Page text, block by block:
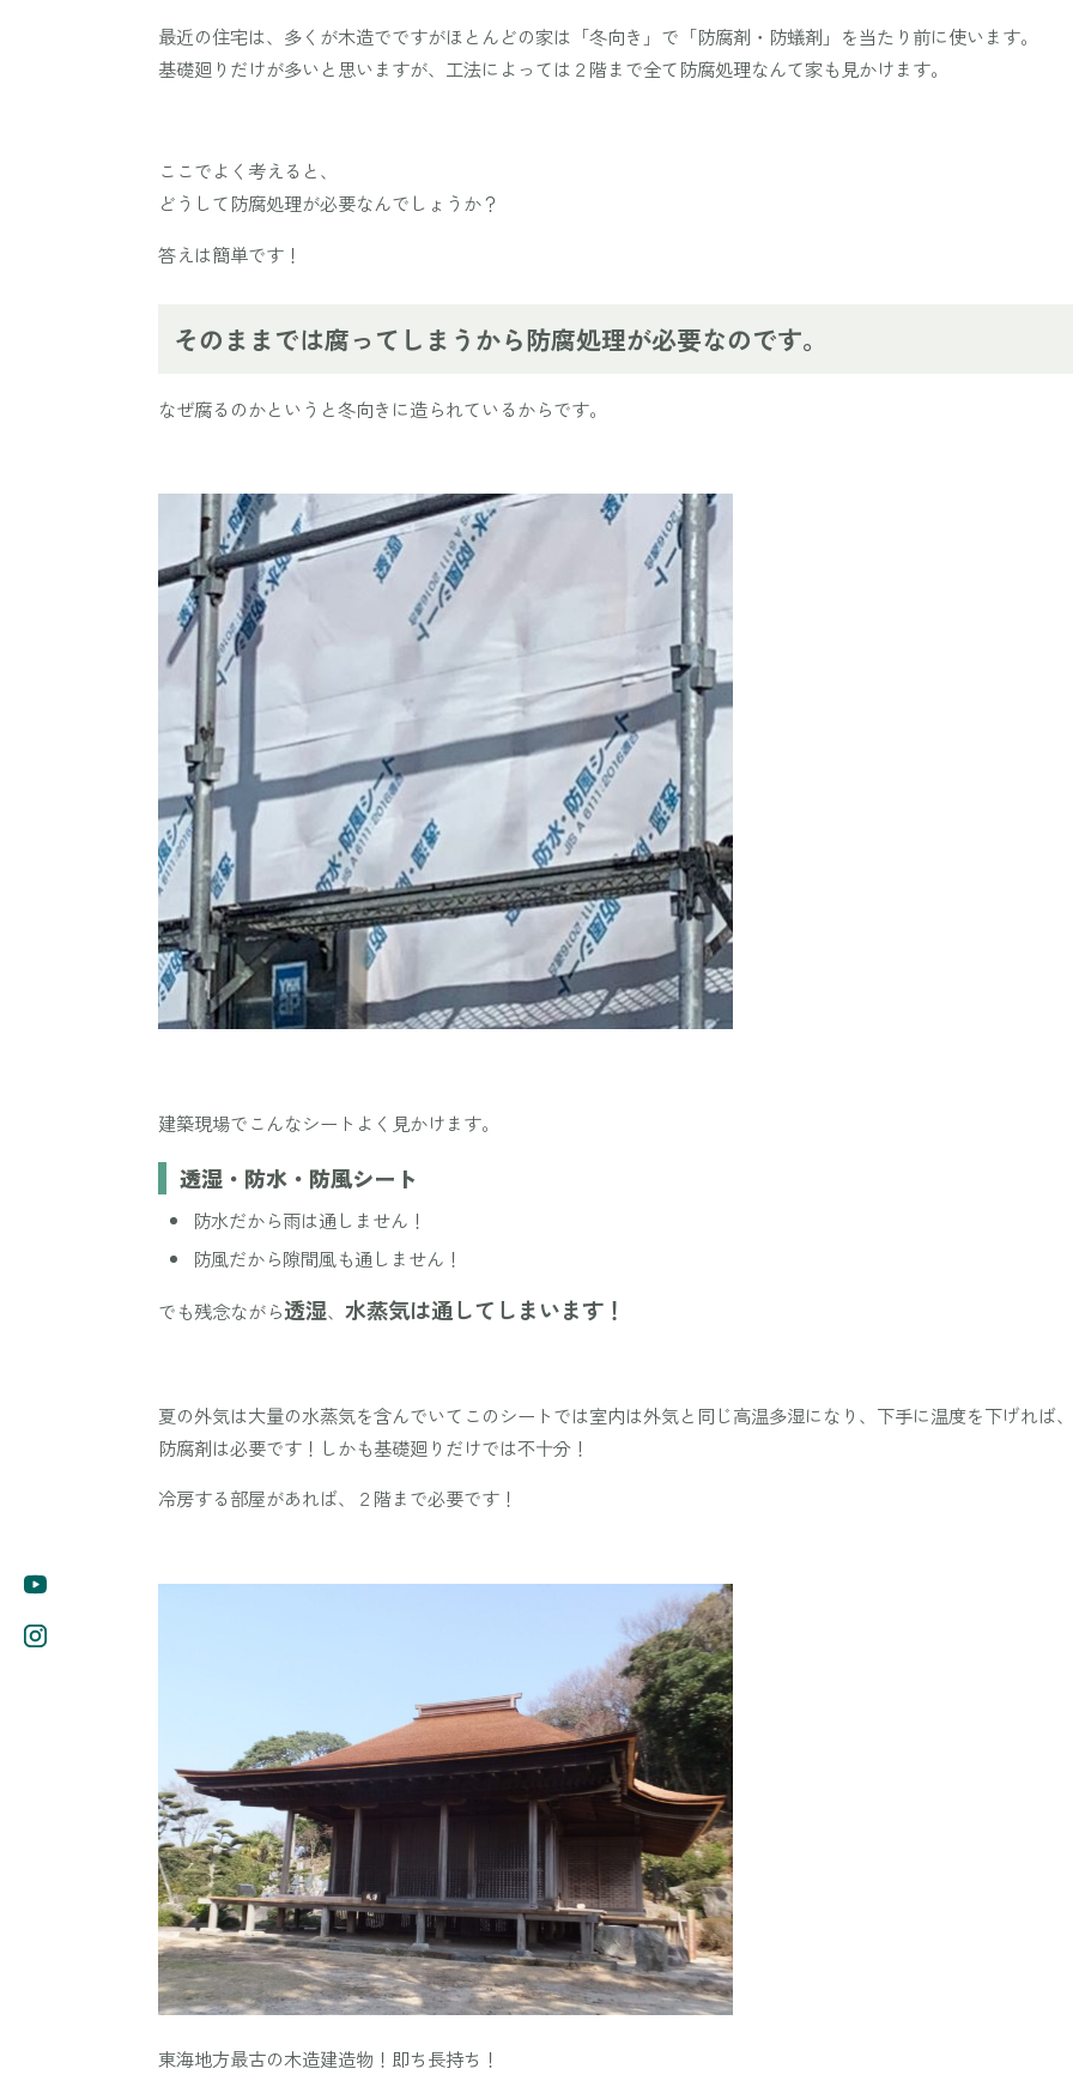
最近の住宅は、多くが木造でですがほとんどの家は「冬向き」で「防腐剤・防蟻剤」を当たり前に使います。
基礎廻りだけが多いと思いますが、工法によっては２階まで全て防腐処理なんて家も見かけます。
ここでよく考えると、
どうして防腐処理が必要なんでしょうか？
答えは簡単です！
そのままでは腐ってしまうから防腐処理が必要なのです。
なぜ腐るのかというと冬向きに造られているからです。
建築現場でこんなシートよく見かけます。
透湿・防水・防風シート
防水だから雨は通しません！
防風だから隙間風も通しません！
でも残念ながら透湿、 水蒸気は通してしまいます！
夏の外気は大量の水蒸気を含んでいてこのシートでは室内は外気と同じ高温多湿になり、下手に温度を下げれば、
防腐剤は必要です！しかも基礎廻りだけでは不十分！
冷房する部屋があれば、２階まで必要です！
東海地方最古の木造建造物！即ち長持ち！